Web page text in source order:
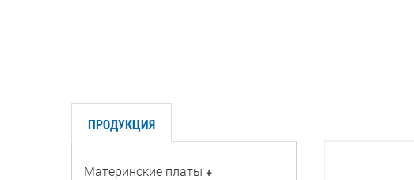
ПРОДУКЦИЯ
Материнские платы +